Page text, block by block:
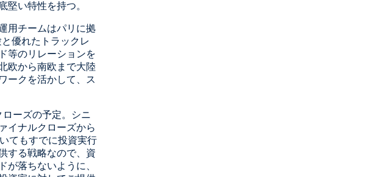
堅い特性を持つ。
用チームはパリに拠
優れたトラックレ
等のリレーションを
欧から南欧まで大陸
ークを活かして、ス
ーズの予定。シニ
イナルクローズから
てもすでに投資実行
する戦略なので、資
が落ちないように、